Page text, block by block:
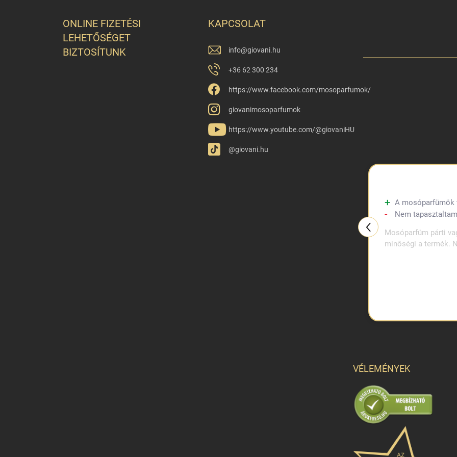
ONLINE FIZETÉSI
LEHETŐSÉGET
BIZTOSÍTUNK
KAPCSOLAT
info@giovani.hu
+36 62 300 234
https://www.facebook.com/mosoparfumok/
giovanimosoparfumok
https://www.youtube.com/@giovaniHU
@giovani.hu
A mosóparfümök
Nem
Mosóparfüm párti
minőségi a termék.
VÉLEMÉNYEK